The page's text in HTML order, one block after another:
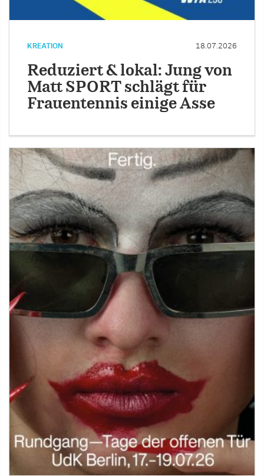
KREATION 18.07.2026
Reduziert & lokal: Jung von
Matt SPORT schlägt für
Frauentennis einige Asse